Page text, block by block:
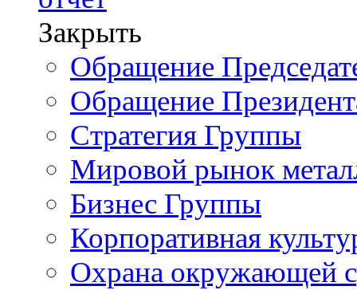
Закрыть
Обращение
Обращение
Стратегия Группы
Мировой рынок
Бизнес Группы
Корпоративная
Охрана окружающей